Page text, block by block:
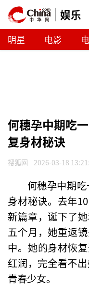
娱乐
明星 电影
何穗孕中期吃
复身材秘诀
搜狐网 2026-03-18
何穗孕中期
身材秘诀。去年
新篇章，诞下了
五个月，她重返
中。她的身材恢
红润，完全看不
青春少女。